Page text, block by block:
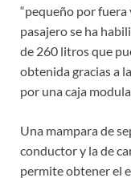
“pequeño por fuera
pasajero se ha
de 260 litros que
obtenida gracias a
por una caja
Una mampara de
conductor y la de
permite obtener el